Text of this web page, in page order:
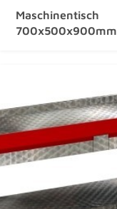
Maschinentisch
700x500x900mm